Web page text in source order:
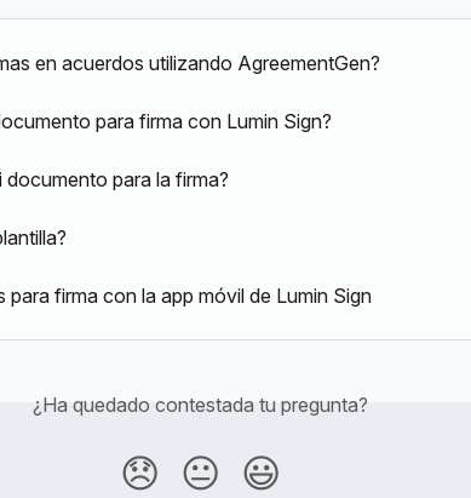
en acuerdos utilizando AgreementGen?
para firma con Lumin Sign?
documento para la firma?
para firma con la app móvil de Lumin Sign
¿Ha quedado contestada tu pregunta?
😞 😐 😃